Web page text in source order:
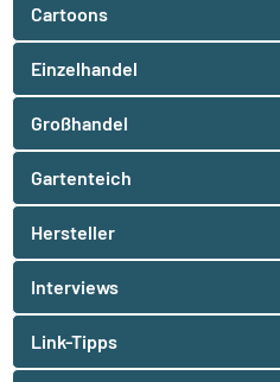
Cartoons
Einzelhandel
Großhandel
Gartenteich
Hersteller
Interviews
Link-Tipps